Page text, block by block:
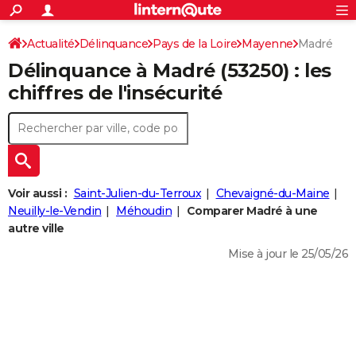
ACTUALITÉS
Politique
Société
Faits Divers
Education
Monde
Villes
+
SPORT
Coupe du monde 2026
Football
Tennis
Cyclisme
Rugby
Forum
CULTURE
Programme TV
TNT
Streaming
Cinéma
Sorties cinéma
Musique
+
FINANCE
Retraite
Impôts
Epargne
Immobilier
Risques naturels par ville
Banque
Assurance
Crédit
AUTO
Essais
Réserver un essai
Citadines
Berlines
SUV
Forum auto
+
HIGH-TECH
Mobiles
Meilleur smartphone
Internet
Ordinateurs
Jeux vidéo
Guide high-tech
+
BRICOLAGE
Rechercher
S'inscrire
Connexion
Actualité Délinquance Pays de la Loire Mayenne Madré
Délinquance à Madré(53250) : les
chiffres de l'insécurité
Voir aussi : Saint-Julien-du-Terroux
Chevaigné-du-Maine
Neuilly-le-Vendin
Méhoudin
Comparer Madré à une
autre ville
Mise à jour le 25/05/26